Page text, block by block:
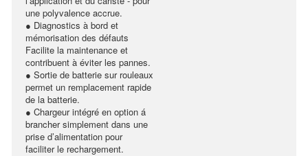
une polyvalence accrue.
● Diagnostics à bord et
mémorisation des défauts
Facilite la maintenance et
contribuent à éviter les pannes.
● Sortie de batterie sur rouleaux
permet un remplacement rapide
de la batterie.
● Chargeur intégré en option á
brancher simplement dans une
prise d’alimentation pour
faciliter le rechargement.